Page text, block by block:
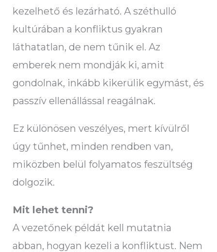
kezelhető és lezárható. A széthulló
kultúrában a konfliktus gyakran
láthatatlan, de nem tűnik el. Az
emberek nem mondják ki, amit
gondolnak, inkább kikerülik egymást, és
passzív ellenállással reagálnak.
Ez különösen veszélyes, mert kívülről
úgy tűnhet, minden rendben van,
miközben belül folyamatos feszültség
dolgozik.
Mit lehet tenni?
A vezetőnek példát kell mutatnia
abban, hogyan kezeli a konfliktust. Nem